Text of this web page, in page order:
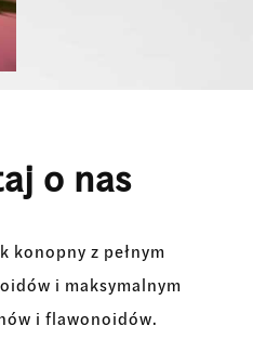
o nas
konopny z pełnym
i maksymalnym
i flawonoidów.